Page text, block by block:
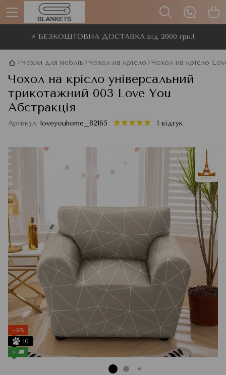
⚡ БЕЗКОШТОВНА ДОСТАВКА від 2000 грн.!
Чохли для меблів Чохол на крісло Чохол на крісло
Чохол на крісло універсальний
трикотажний 003 Love You
Абстракція
Артикул: loveyouhome_82165 1 відгук
−5%
10
⚡ 🚚